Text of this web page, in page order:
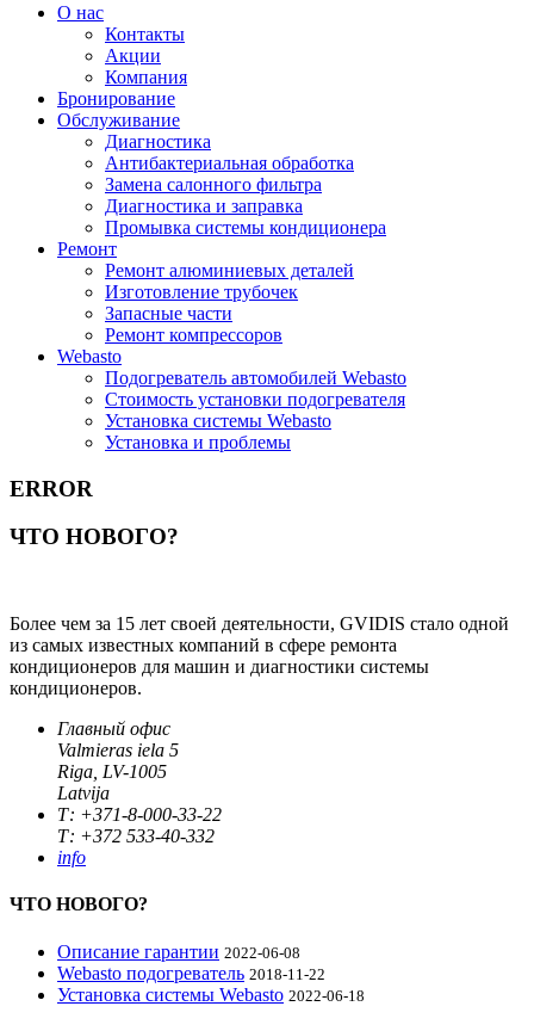
О нас
Контакты
Акции
Компания
Бронирование
Обслуживание
Диагностика
Aнтибактериальная обработка
Замена салонного фильтра
Диагностика и заправка
Промывка системы кондиционера
Ремонт
Ремонт алюминиевых деталей
Изготовление трубочек
Запасные части
Ремонт компрессоров
Webasto
Подогреватель автомобилей Webasto
Стоимость установки подогревателя
Установка системы Webasto
Установка и проблемы
ERROR
ЧТО НОВОГО?
Более чем за 15 лет своей деятельности, GVIDIS стало одной
из самых известных компаний в сфере ремонта
кондиционеров для машин и диагностики системы
кондиционеров.
Главный офис
Valmieras iela 5
Riga, LV-1005
Latvija
Т: +371-8-000-33-22
Т: +372 533-40-332
info
ЧТО НОВОГО?
Описание гарантии 2022-06-08
Webasto подогреватель 2018-11-22
Установка системы Webasto 2022-06-18